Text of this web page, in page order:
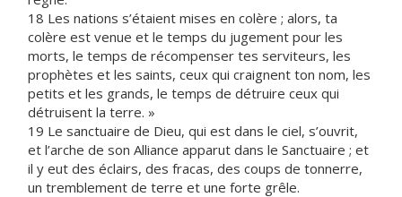
18 Les nations s’étaient mises en colère ; alors, ta
colère est venue et le temps du jugement pour les
morts, le temps de récompenser tes serviteurs, les
prophètes et les saints, ceux qui craignent ton nom, les
petits et les grands, le temps de détruire ceux qui
détruisent la terre. »
19 Le sanctuaire de Dieu, qui est dans le ciel, s’ouvrit,
et l’arche de son Alliance apparut dans le Sanctuaire ; et
il y eut des éclairs, des fracas, des coups de tonnerre,
un tremblement de terre et une forte grêle.